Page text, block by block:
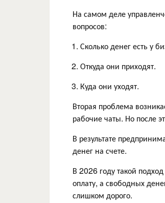
На самом деле
вопросов:
Сколько денег есть у
Откуда они приходят.
Куда они уходят.
Вторая проблема
рабочие чаты. Но после
В результате
денег на счете.
В 2026 году такой
оплату, а свободных
слишком дорого.